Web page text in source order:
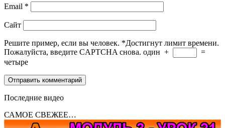
Email *
Сайт
Решите пример, если вы человек. *Достигнут лимит времени.
Пожалуйста, введите CAPTCHA снова. один +
=
четыре
Последние видео
САМОЕ СВЕЖЕЕ…